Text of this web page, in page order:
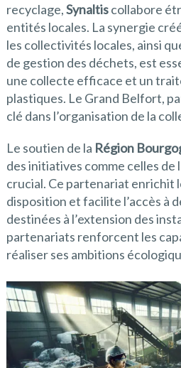
recyclage,Synaltiscollabore
entités locales. La synergie
les collectivités locales, ainsi
de gestion des déchets, est
une collecte efficace et un
plastiques. Le Grand Belfort,
clé dans l’organisation de la
Le soutien de la Région
des initiatives comme celles de
crucial. Ce partenariat enrichit
disposition et facilite l’accès à
destinées à l’extension des
partenariats renforcent les
réaliser ses ambitions